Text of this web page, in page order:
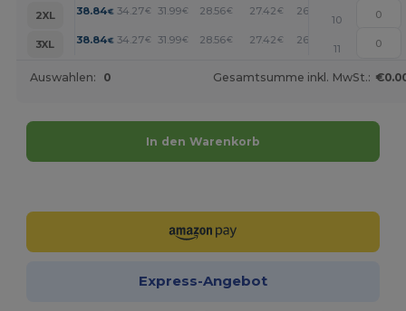
2XL
38.84€ 34.27€ 31.99€ 28.56€ 27.42€ 26.28
10
3XL
38.84€ 34.27€ 31.99€ 28.56€ 27.42€ 26.28
11
Auswahlen: 0 Gesamtsumme inkl. MwSt.:
In den Warenkorb
Express-Angebot